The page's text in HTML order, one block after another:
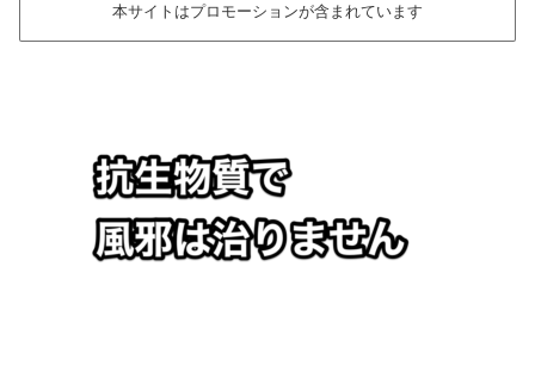
本サイトはプロモーションが含まれています